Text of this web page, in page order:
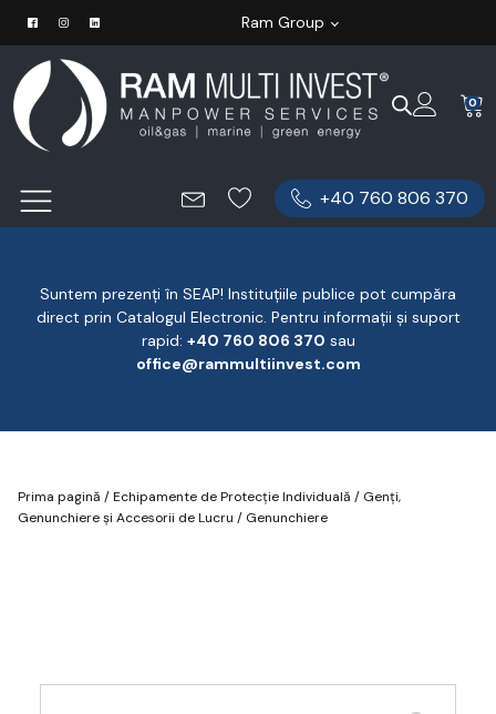
Ram Group
0
+40 760 806 370
Suntem prezenți în SEAP! Instituțiile publice pot cumpăra
direct prin Catalogul Electronic. Pentru informații și suport
rapid: ‪+40 760 806 370 ‬ sau
office@rammultiinvest.com
Prima pagină /Echipamente de Protecție Individuală / Genți,
Genunchiere și Accesorii de Lucru / Genunchiere